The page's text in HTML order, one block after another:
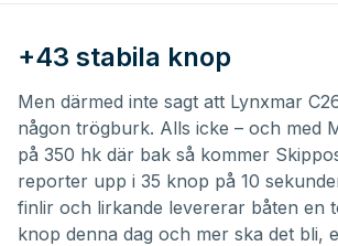
+43 stabila knop
Men därmed inte sagt att Lynxmar
någon trögburk. Alls icke – och med
på 350 hk där bak så kommer
reporter upp i 35 knop på 10
finlir och lirkande levererar båten en
knop denna dag och mer ska det bli,